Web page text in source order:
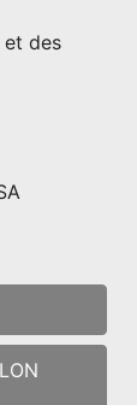
et des